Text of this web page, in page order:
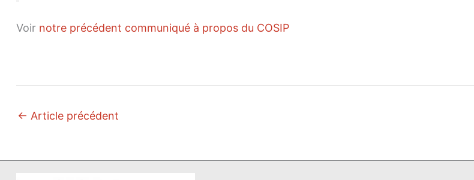
Voir notre précédent communiqué à propos du COSIP
← Article précédent